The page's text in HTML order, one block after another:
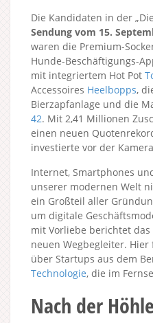
Die Kandidaten in der
Sendung vom 15.
waren die Premium-
Hunde-Beschäftigungs-
mit integriertem Hot Pot
Accessoires Heelbopps,
Bierzapfanlage und die
42. Mit 2,41 Millionen
einen neuen
investierte vor der
Internet, Smartphones
unserer modernen Welt
ein Großteil aller
um digitale
mit Vorliebe berichtet
neuen Wegbegleiter.
über Startups aus dem
Technologie, die im
Nach der